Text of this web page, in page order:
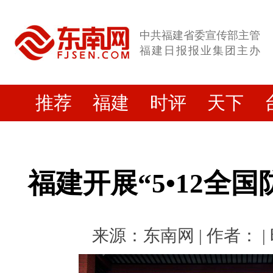
中共福建省委宣传部主管
福建日报报业集团主办
推荐 福建 时评 天下
福建开展“5•12全
来源：东南网 | 作者： |